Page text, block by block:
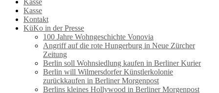
Kasse
Kasse
Kontakt
KüKo in der Presse
100 Jahre Wohngeschichte Vonovia
Angriff auf die rote Hungerburg in Neue Zürcher
Zeitung
Berlin soll Wohnsiedlung kaufen in Berliner Kurier
Berlin will Wilmersdorfer Künstlerkolonie
zurückkaufen in Berliner Morgenpost
Berlins kleines Hollywood in Berliner Morgenpost